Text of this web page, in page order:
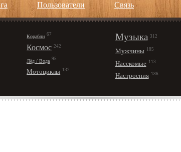
Пользователи Cвязь
Корабли 67
Космос 242
Лёд / Вода 95
Мотоциклы 132
Музыка 312
Мужчины 185
Насекомые 113
Настроения 186